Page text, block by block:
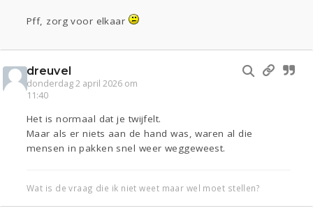
Pff, zorg voor elkaar
dreuvel
donderdag 2 april 2026 om
11:40
Het is normaal dat je twijfelt.
Maar als er niets aan de hand was, waren al die
mensen in pakken snel weer weggeweest.
Wat is de vraag die ik niet weet maar wel moet stellen?